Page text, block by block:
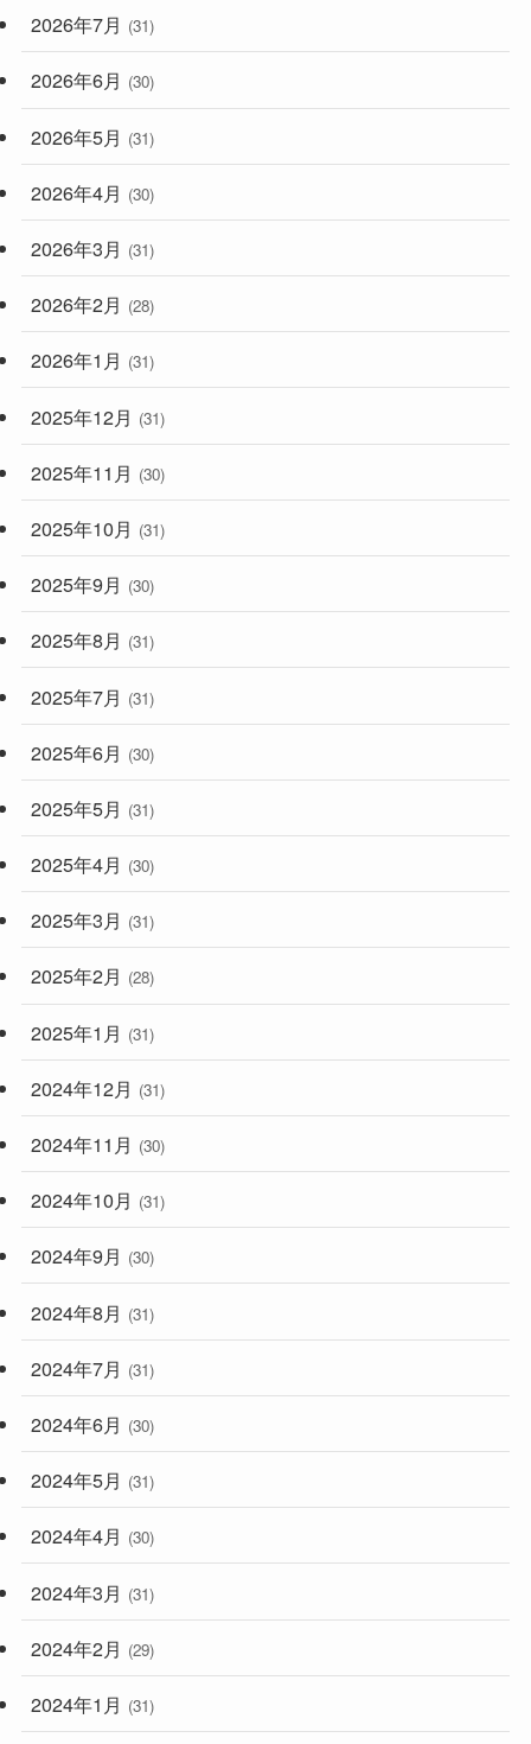
2026年7月 (31)
2026年6月 (30)
2026年5月 (31)
2026年4月 (30)
2026年3月 (31)
2026年2月 (28)
2026年1月 (31)
2025年12月 (31)
2025年11月 (30)
2025年10月 (31)
2025年9月 (30)
2025年8月 (31)
2025年7月 (31)
2025年6月 (30)
2025年5月 (31)
2025年4月 (30)
2025年3月 (31)
2025年2月 (28)
2025年1月 (31)
2024年12月 (31)
2024年11月 (30)
2024年10月 (31)
2024年9月 (30)
2024年8月 (31)
2024年7月 (31)
2024年6月 (30)
2024年5月 (31)
2024年4月 (30)
2024年3月 (31)
2024年2月 (29)
2024年1月 (31)